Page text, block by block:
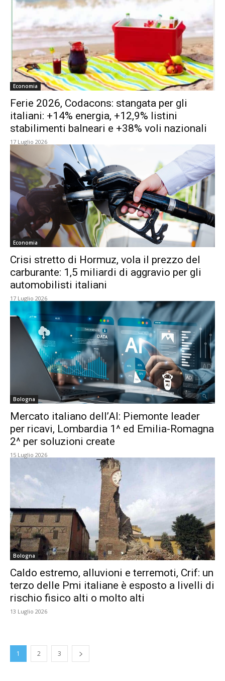
Economia
Ferie 2026, Codacons: stangata per gli
italiani: +14% energia, +12,9% listini
stabilimenti balneari e +38% voli nazionali
17 Luglio 2026
Economia
Crisi stretto di Hormuz, vola il prezzo del
carburante: 1,5 miliardi di aggravio per gli
automobilisti italiani
17 Luglio 2026
Bologna
Mercato italiano dell’AI: Piemonte leader
per ricavi, Lombardia 1^ ed Emilia-Romagna
2^ per soluzioni create
15 Luglio 2026
Bologna
Caldo estremo, alluvioni e terremoti, Crif: un
terzo delle Pmi italiane è esposto a livelli di
rischio fisico alti o molto alti
13 Luglio 2026
1 2 3